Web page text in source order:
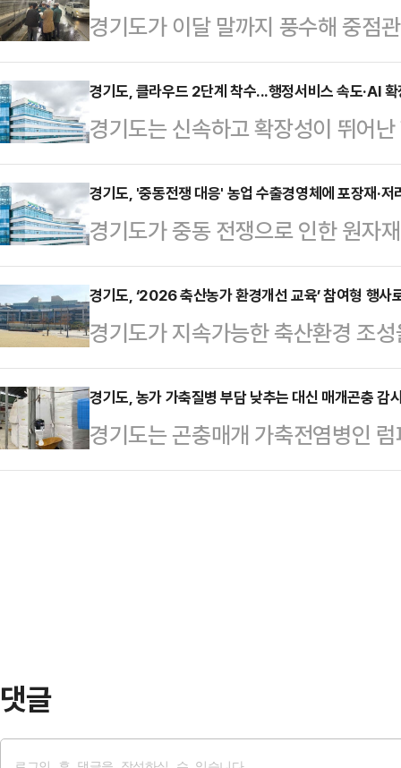
경기도가 이달 말까지 풍수해 중점
을 마치고 위험도 우선순위에 따라
15일 경기도청 재난상황실에서 소
대응 관계기관이 참석한 가운데 '여
직(TF) 5차 회의'를 열고, 이같은
방사업 추진 사항을 논의했다.이번
해 추진상황을 살피고, 인명피해 우
한편 도와 31개 …
경기도, 클라우드 2단계 착수...행정서비스 속도·AI
경기도는 신속하고 확장성이 뛰어
의 정보시스템을 서비스 부서 소유
로 접근하는 '클라우드컴퓨팅 시스
다.도는 지난해 1차 사업을 통해
시스템을 클라우드로 옮길 수 있는
점검할 관리 체계를 구축했다.또한
연계할 수 있도록 특정 기업이나 기
기반 개방형 구조를 도…
경기도, '중동전쟁 대응' 농업 수출경영체에 포장재·
경기도가 중동 전쟁으로 인한 원자
겪고 있는 도내 농업인·농식품 생
총 390억 원 규모의 지원 사업을
농어업분야 비상대응반을 가동하
재 가격 상승 등으로 농산물·식품
한 선제적 지원에 나서기로 했다.
매시장 출하용 포장재 △경기도지
포장재 지원 등 총 4…
경기도, ‘2026 축산농가 환경개선 교육’ 참여형 행사
경기도가 지속가능한 축산환경 조
우러지는 ‘2026 축산농가 환경개
다. 상반기에 견학 프로그램을, 하
는 2024년부터 축산농가와 축산
대상으로 ‘축산농가 환경개선 교육
경기도, 농가 가축질병 부담 낮추는 대신 매개곤충 감
경기도는 곤충매개 가축전염병인
로 하향됨에 따라 농가 부담은 완화
댓글